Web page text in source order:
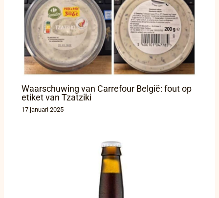
Waarschuwing van Carrefour België: fout op
etiket van Tzatziki
17 januari 2025